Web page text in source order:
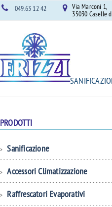
049.63 12 42
Via Marconi 1,
35030 Caselle
PRODOTTI
Sanificazione
Accessori Climatizzazione
Raffrescatori Evaporativi